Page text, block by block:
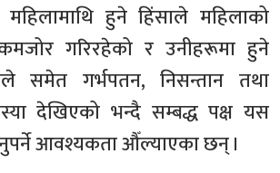
हुने हिंसाले महिलाको
गरिरहेको र उनीहरूमा हुने
समेत गर्भपतन, निसन्तान तथा
देखिएको भन्दै सम्बद्ध पक्ष यस
आवश्यकता औँल्याएका छन् ।